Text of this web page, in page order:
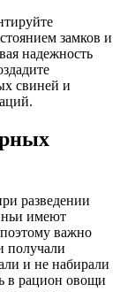
замков и
надежность
свиней и
разведении
имеют
важно
получали
и не набирали
в рацион овощи